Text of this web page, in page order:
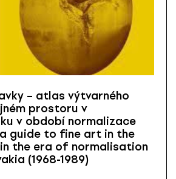
– atlas výtvarného
prostoru v
v období normalizace
a guide to fine art in the
the era of normalisation
(1968-1989)